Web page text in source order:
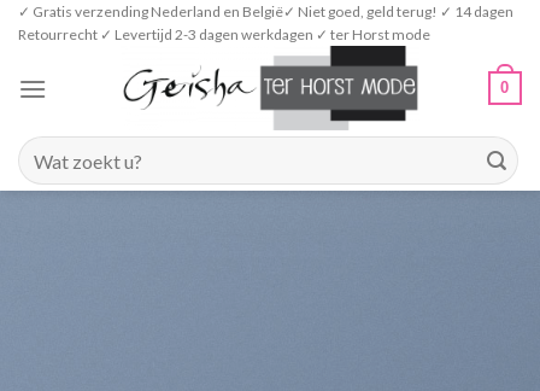
Skip✓ Gratis verzending Nederland en België✓ Niet goed, geld terug! ✓ 14 dagen
Retourrecht ✓ Levertijd 2-3 dagen werkdagen ✓ ter Horst mode
0
Zoeken
naar: